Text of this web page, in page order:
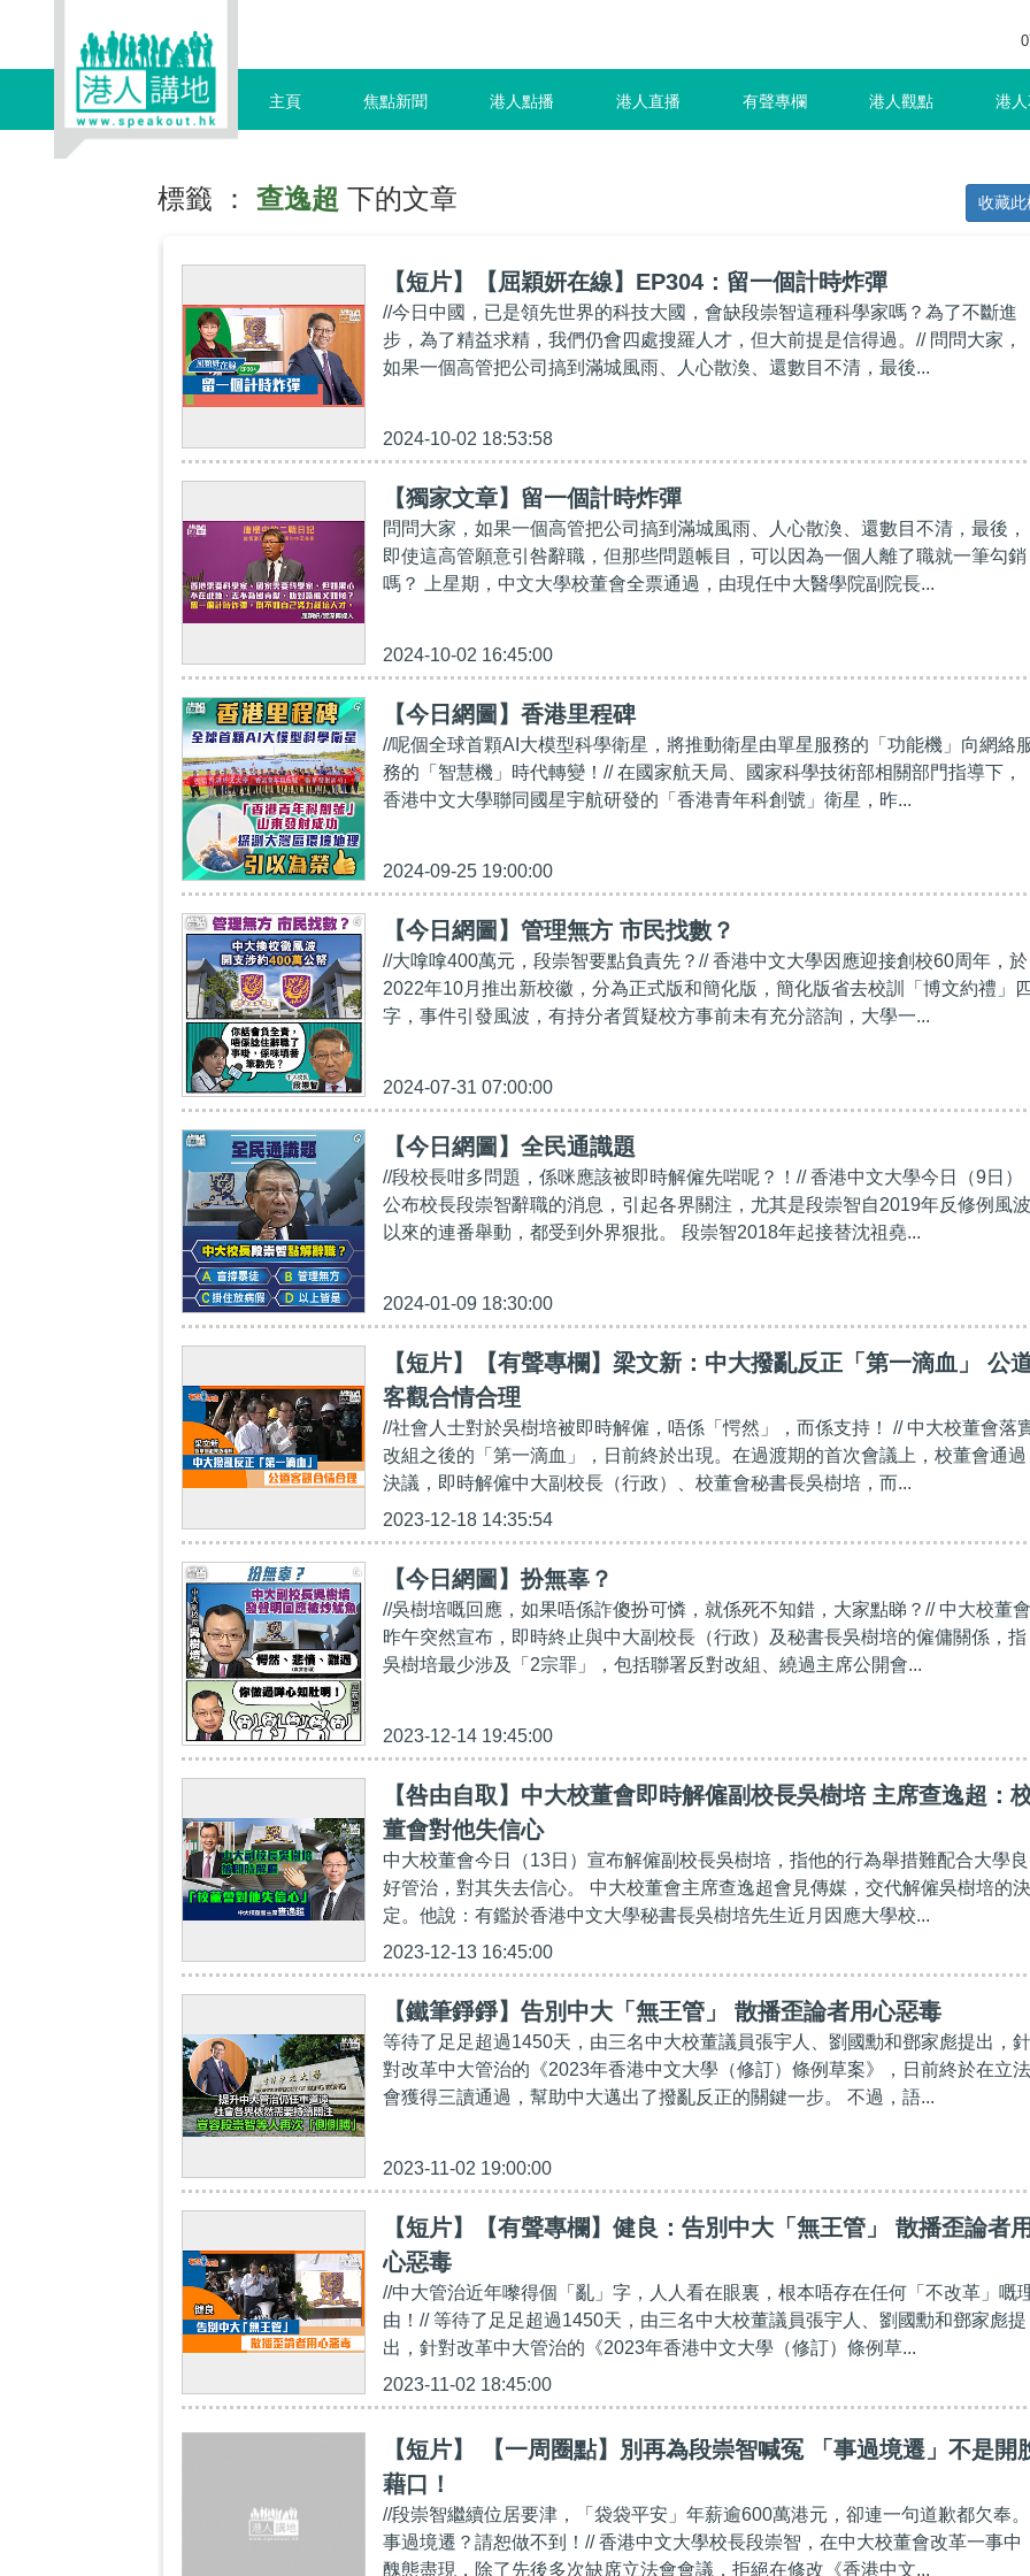
主頁 焦點新聞 港人點播 港人直播 有聲專欄 港人觀點 港
標籤 ： 查逸超 下的文章 收藏此
【短片】【屈穎妍在線】EP304：留一個計時炸彈
//今日中國，已是領先世界的科技大國，會缺段崇智這種科學家嗎？為了不斷進
步，為了精益求精，我們仍會四處搜羅人才，但大前提是信得過。// 問問大家，
如果一個高管把公司搞到滿城風雨、人心散渙、還數目不清，最後...
2024-10-02 18:53:58
【獨家文章】留一個計時炸彈
問問大家，如果一個高管把公司搞到滿城風雨、人心散渙、還數目不清，最後，
即使這高管願意引咎辭職，但那些問題帳目，可以因為一個人離了職就一筆勾銷
嗎？ 上星期，中文大學校董會全票通過，由現任中大醫學院副院長...
2024-10-02 16:45:00
【今日網圖】香港里程碑
//呢個全球首顆AI大模型科學衛星，將推動衛星由單星服務的「功能機」向網絡
務的「智慧機」時代轉變！// 在國家航天局、國家科學技術部相關部門指導下，
香港中文大學聯同國星宇航研發的「香港青年科創號」衛星，昨...
2024-09-25 19:00:00
【今日網圖】管理無方 市民找數？
//大嗱嗱400萬元，段崇智要點負責先？// 香港中文大學因應迎接創校60周年，於
2022年10月推出新校徽，分為正式版和簡化版，簡化版省去校訓「博文約禮」四
字，事件引發風波，有持分者質疑校方事前未有充分諮詢，大學一...
2024-07-31 07:00:00
【今日網圖】全民通識題
//段校長咁多問題，係咪應該被即時解僱先啱呢？！// 香港中文大學今日（9日）
公布校長段崇智辭職的消息，引起各界關注，尤其是段崇智自2019年反修例風波
以來的連番舉動，都受到外界狠批。 段崇智2018年起接替沈祖堯...
2024-01-09 18:30:00
【短片】【有聲專欄】梁文新：中大撥亂反正「第一滴血」 公
客觀合情合理
//社會人士對於吳樹培被即時解僱，唔係「愕然」，而係支持！ // 中大校董會落
改組之後的「第一滴血」，日前終於出現。在過渡期的首次會議上，校董會通過
決議，即時解僱中大副校長（行政）、校董會秘書長吳樹培，而...
2023-12-18 14:35:54
【今日網圖】扮無辜？
//吳樹培嘅回應，如果唔係詐傻扮可憐，就係死不知錯，大家點睇？// 中大校董會
昨午突然宣布，即時終止與中大副校長（行政）及秘書長吳樹培的僱傭關係，指
吳樹培最少涉及「2宗罪」，包括聯署反對改組、繞過主席公開會...
2023-12-14 19:45:00
【咎由自取】中大校董會即時解僱副校長吳樹培 主席查逸超：
董會對他失信心
中大校董會今日（13日）宣布解僱副校長吳樹培，指他的行為舉措難配合大學良
好管治，對其失去信心。 中大校董會主席查逸超會見傳媒，交代解僱吳樹培的決
定。他說：有鑑於香港中文大學秘書長吳樹培先生近月因應大學校...
2023-12-13 16:45:00
【鐵筆錚錚】告別中大「無王管」 散播歪論者用心惡毒
等待了足足超過1450天，由三名中大校董議員張宇人、劉國勳和鄧家彪提出，針
對改革中大管治的《2023年香港中文大學（修訂）條例草案》，日前終於在立法
會獲得三讀通過，幫助中大邁出了撥亂反正的關鍵一步。 不過，語...
2023-11-02 19:00:00
【短片】【有聲專欄】健良：告別中大「無王管」 散播歪論者用
心惡毒
//中大管治近年嚟得個「亂」字，人人看在眼裏，根本唔存在任何「不改革」嘅
由！// 等待了足足超過1450天，由三名中大校董議員張宇人、劉國勳和鄧家彪提
出，針對改革中大管治的《2023年香港中文大學（修訂）條例草...
2023-11-02 18:45:00
【短片】 【一周圈點】別再為段崇智喊冤 「事過境遷」不是開
藉口！
//段崇智繼續位居要津，「袋袋平安」年薪逾600萬港元，卻連一句道歉都欠奉。
事過境遷？請恕做不到！// 香港中文大學校長段崇智，在中大校董會改革一事中
醜態盡現，除了先後多次缺席立法會會議，拒絕在修改《香港中文...